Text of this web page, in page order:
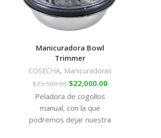
Manicuradora Bowl
Trimmer
COSECHA, Manicuradoras
$23,500.00 $22,000.00
Peladora de cogollos
manual, con la que
podremos dejar nuestra